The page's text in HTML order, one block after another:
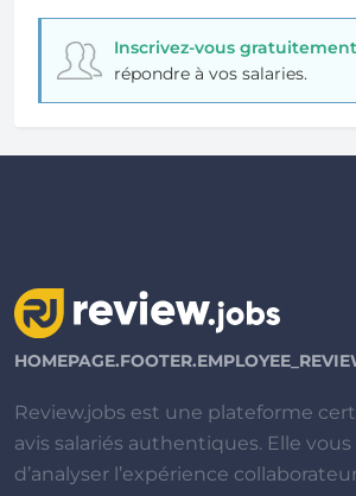
Inscrivez-vous gratuitement
répondre à vos salaries.
Review.jobs est une plateforme
avis salariés authentiques. Elle
d’analyser l’expérience